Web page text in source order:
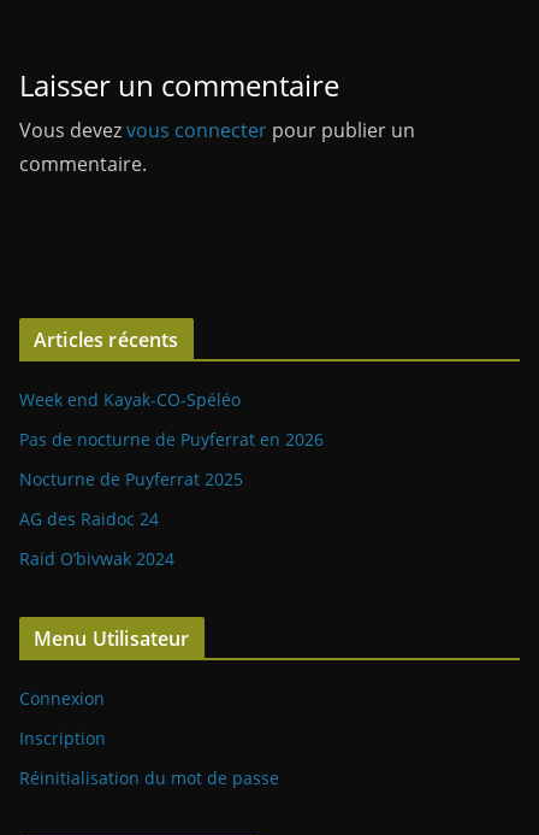
Laisser un commentaire
Vous devezvous connecter pour publier un
commentaire.
Articles récents
Week end Kayak-CO-Spéléo
Pas de nocturne de Puyferrat en 2026
Nocturne de Puyferrat 2025
AG des Raidoc 24
Raid O’bivwak 2024
Menu Utilisateur
Connexion
Inscription
Réinitialisation du mot de passe